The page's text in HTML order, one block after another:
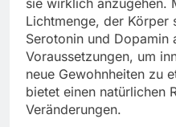
Lichtmenge, der Körper
Serotonin und Dopamin
Voraussetzungen, um
neue Gewohnheiten zu
bietet einen natürlichen
Veränderungen.